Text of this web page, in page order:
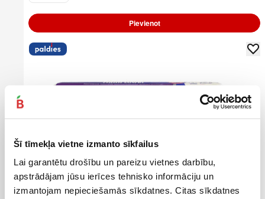
Šī tīmekļa vietne izmanto sīkfailus
Lai garantētu drošību un pareizu vietnes darbību,
apstrādājam jūsu ierīces tehnisko informāciju un
izmantojam nepieciešamās sīkdatnes. Citas sīkdatnes
Pievienot